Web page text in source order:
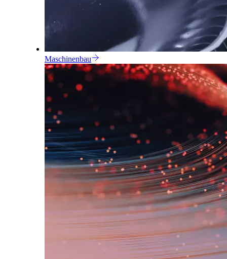
Maschinenbau